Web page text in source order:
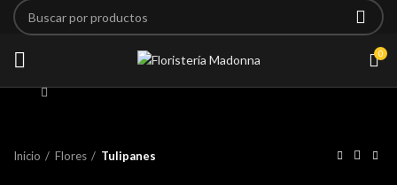
0
Inicio Flores Tulipanes